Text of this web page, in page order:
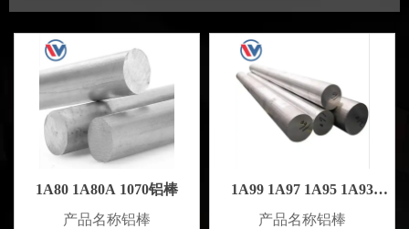
1A80 1A80A 1070铝棒
产品名称铝棒
1A99 1A97 1A95 1A93
1A90 铝棒
产品名称铝棒